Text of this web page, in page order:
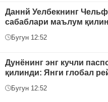
Даннй Уелбекнинг
сабаблари маълум
Бугун 12:52
Дунёнинг энг кучли
қилинди: Янги глобал
Бугун 12:52